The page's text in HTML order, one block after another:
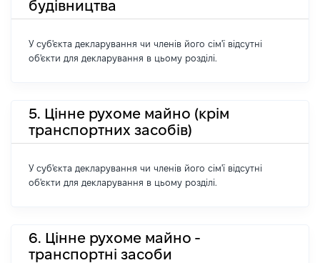
будівництва
У суб'єкта декларування чи членів його сім'ї відсутні
об'єкти для декларування в цьому розділі.
5. Цінне рухоме майно (крім
транспортних засобів)
У суб'єкта декларування чи членів його сім'ї відсутні
об'єкти для декларування в цьому розділі.
6. Цінне рухоме майно -
транспортні засоби